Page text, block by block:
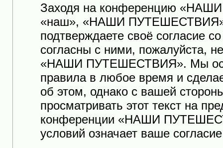
Заходя на конференцию
«наш», «НАШИ ПУТЕШЕСТВИЯ»,
подтверждаете своё согласие
согласны с ними, пожалуйста,
«НАШИ ПУТЕШЕСТВИЯ». Мы
правила в любое время и
об этом, однако с вашей
просматривать этот текст на
конференции «НАШИ
условий означает ваше